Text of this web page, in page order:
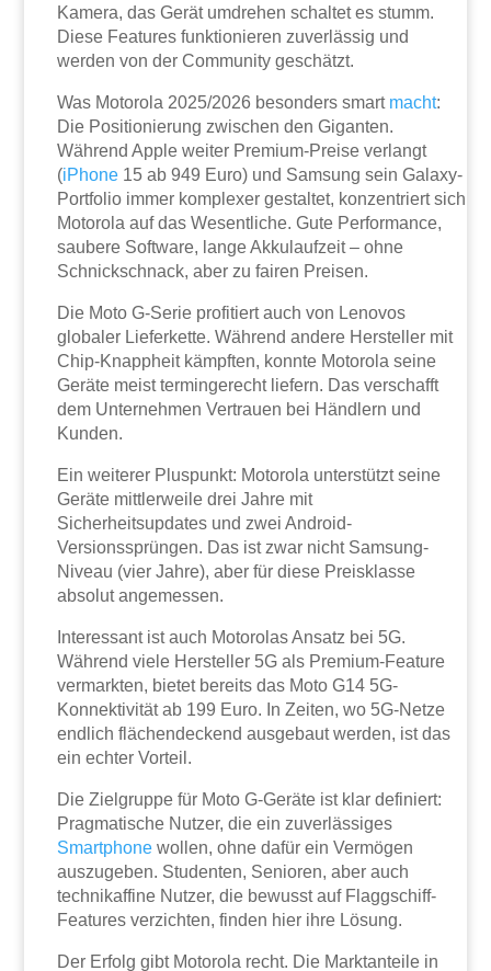
Kamera, das Gerät umdrehen schaltet es stumm.
Diese Features funktionieren zuverlässig und
werden von der Community geschätzt.
Was Motorola 2025/2026 besonders smart macht:
Die Positionierung zwischen den Giganten.
Während Apple weiter Premium-Preise verlangt
(iPhone 15 ab 949 Euro) und Samsung sein Galaxy-
Portfolio immer komplexer gestaltet, konzentriert sich
Motorola auf das Wesentliche. Gute Performance,
saubere Software, lange Akkulaufzeit – ohne
Schnickschnack, aber zu fairen Preisen.
Die Moto G-Serie profitiert auch von Lenovos
globaler Lieferkette. Während andere Hersteller mit
Chip-Knappheit kämpften, konnte Motorola seine
Geräte meist termingerecht liefern. Das verschafft
dem Unternehmen Vertrauen bei Händlern und
Kunden.
Ein weiterer Pluspunkt: Motorola unterstützt seine
Geräte mittlerweile drei Jahre mit
Sicherheitsupdates und zwei Android-
Versionssprüngen. Das ist zwar nicht Samsung-
Niveau (vier Jahre), aber für diese Preisklasse
absolut angemessen.
Interessant ist auch Motorolas Ansatz bei 5G.
Während viele Hersteller 5G als Premium-Feature
vermarkten, bietet bereits das Moto G14 5G-
Konnektivität ab 199 Euro. In Zeiten, wo 5G-Netze
endlich flächendeckend ausgebaut werden, ist das
ein echter Vorteil.
Die Zielgruppe für Moto G-Geräte ist klar definiert:
Pragmatische Nutzer, die ein zuverlässiges
Smartphone wollen, ohne dafür ein Vermögen
auszugeben. Studenten, Senioren, aber auch
technikaffine Nutzer, die bewusst auf Flaggschiff-
Features verzichten, finden hier ihre Lösung.
Der Erfolg gibt Motorola recht. Die Marktanteile in